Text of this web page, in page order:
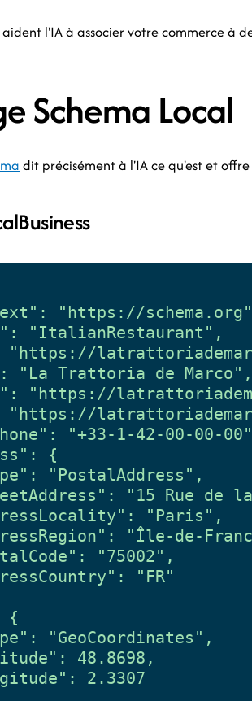
l'IA à associer votre commerce à
Schema Local
dit précisément à l'IA ce qu'est et
"https://
"ItalianRestaurant",
"https://
"La Trattoria de Marco",
"https://
"https://
"+33-1-42-00-00-
{
"PostalAddress",
"15 Rue de
"Paris",
"Île-de-
"75002",
"FR"
{
"GeoCoordinates",
48.8698,
2.3307